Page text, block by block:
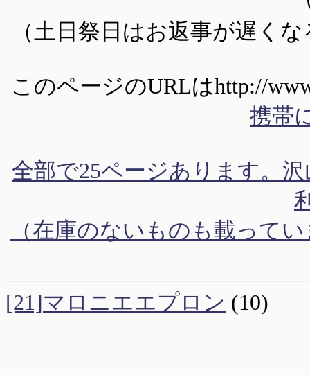
（土日祭日はお返事が遅く
このページのURLはhttp://
携帯
全部で25ページあります。
（在庫のないものも載って
[21]マロニエエプロン (10)